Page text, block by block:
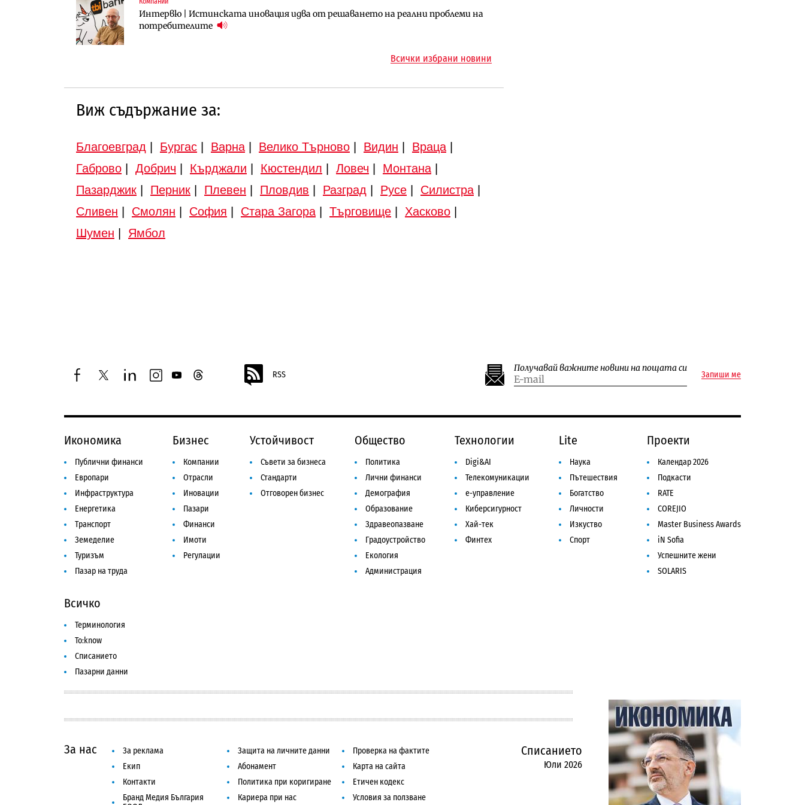
Интервю | Истинската иновация идва от решаването на реални проблеми на
потребителите
АПИ възложи промяната на парцеларния план за магистралата Русе – Велико
Търново
Вторият мост над Варненското езеро става част от бъдещата магистрала
„Черно море“
Всички избрани новини
Виж съдържание за:
Благоевград Бургас Варна Велико Търново Видин Враца
Габрово
Добрич Кърджали Кюстендил Ловеч Монтана
Пазарджик
Перник Плевен Пловдив Разград Русе Силистра
Сливен
Смолян София Стара Загора Търговище Хасково
Шумен
Ямбол
facebooktwitterlinkedininstagram
youtubethreads RSS
Получавай важните новини на пощата си
Запиши ме
Икономика
Публични финанси
Европари
Инфраструктура
Енергетика
Транспорт
Земеделие
Туризъм
Пазар на труда
Бизнес
Компании
Отрасли
Иновации
Пазари
Финанси
Имоти
Регулации
Устойчивост
Съвети за бизнеса
Стандарти
Отговорен бизнес
Общество
Политика
Лични финанси
Демография
Образование
Здравеопазване
Градоустройство
Екология
Администрация
Технологии
Digi&AI
Телекомуникации
е-управление
Киберсигурност
Хай-тек
Финтех
Lite
Наука
Пътешествия
Богатство
Личности
Изкуство
Спорт
Проекти
Календар 2026
Подкасти
RATE
COREJIO
Master Business Awards
iN Sofia
Успешните жени
SOLARIS
Всичко
Терминология
To:know
Списанието
Пазарни данни
За нас За реклама Защита на личните данни
Проверка на фактите
Екип
Абонамент
Карта на сайта
Контакти
Политика при коригиране
Етичен кодекс
Бранд Медия България
Кариера при нас Условия за ползване
Списанието
Юли 2026